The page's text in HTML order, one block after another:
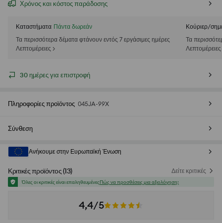
Χρόνος και κόστος παράδοσης
Καταστήματα Πάντα δωρεάν
Τα περισσότερα δέματα φτάνουν εντός 7 εργάσιμες ημέρες
Λεπτομέρειες >
Κούριερ/
Τα
Λεπτομέρειες
30 ημέρες για επιστροφή
Πληροφορίες προϊόντος 045JA-99X
Σύνθεση
Ανήκουμε στην Ευρωπαϊκή Ένωση
Κριτικές προϊόντος(13) Δείτε κριτικές
Όλες οι κριτικές είναι επαληθευμένεςΠώς να προσθέσεις μια αξιολόγηση;
4,4/5